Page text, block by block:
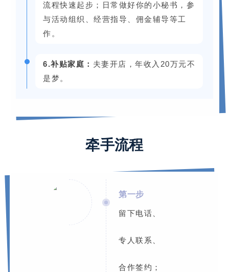
流程快速起步；日常做好你的小秘书，参
与活动组织、经营指导、佣金辅导等工
作。
6.补贴家庭： 夫妻开店，年收入20万元不
是梦。
05
牵手流程
第一步
留下电话、
专 人联系、
合作签约；